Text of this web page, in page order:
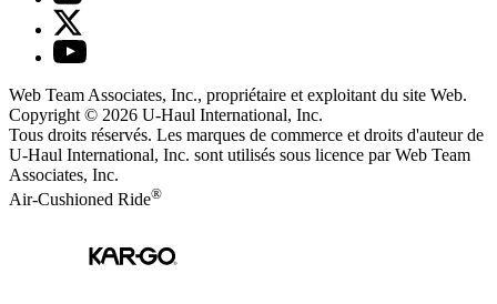
Web Team Associates, Inc., propriétaire et exploitant du site Web.
Copyright © 2026 U-Haul International, Inc.
Tous droits réservés. Les marques de commerce et droits d'auteur de
U-Haul International, Inc. sont utilisés sous licence par Web Team
Associates, Inc.
Air-Cushioned Ride®